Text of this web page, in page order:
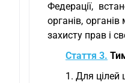
Федерації,
органів,
захисту прав і
Стаття 3.
1. Для цілей